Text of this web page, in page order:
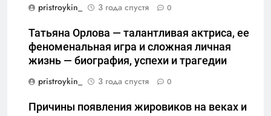
pristroykin_
3 года спустя 0
Татьяна Орлова — талантливая актриса, ее
феноменальная игра и сложная личная
жизнь — биография, успехи и трагедии
pristroykin_
3 года спустя 0
Причины появления жировиков на веках и